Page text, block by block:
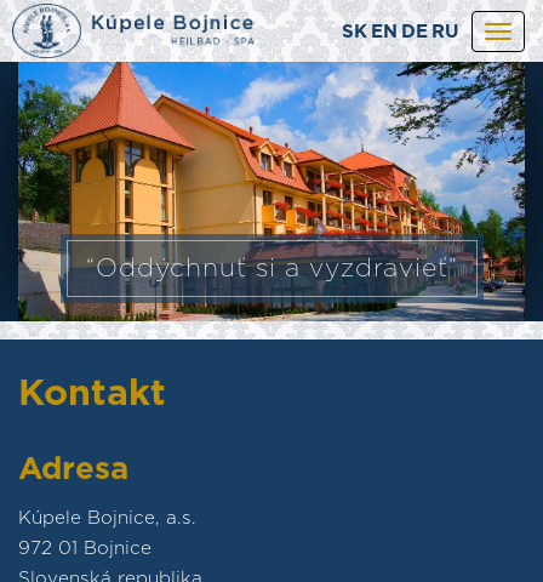
SK EN DE RU
“Oddýchnuť si a vyzdravieť”
Kontakt
Adresa
Kúpele Bojnice, a.s.
972 01 Bojnice